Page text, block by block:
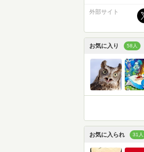
外部サイト
お気に入り 58人
お気に入られ 31人